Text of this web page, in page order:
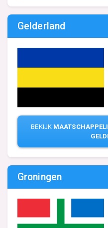
Gelderland
BEKIJK
Groningen